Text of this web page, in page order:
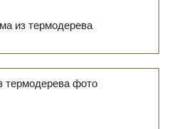
из термодерева